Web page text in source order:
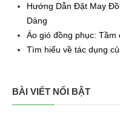
Hướng Dẫn Đặt May
Dàng
Áo gió đồng phục:
Tìm hiểu về tác dụng
BÀI VIẾT NỔI BẬT